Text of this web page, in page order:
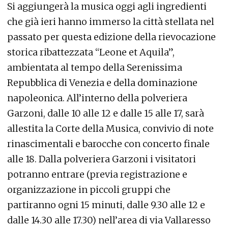
Si aggiungerà la musica oggi agli ingredienti
che già ieri hanno immerso la città stellata nel
passato per questa edizione della rievocazione
storica ribattezzata “Leone et Aquila”,
ambientata al tempo della Serenissima
Repubblica di Venezia e della dominazione
napoleonica. All’interno della polveriera
Garzoni, dalle 10 alle 12 e dalle 15 alle 17, sarà
allestita la Corte della Musica, convivio di note
rinascimentali e barocche con concerto finale
alle 18. Dalla polveriera Garzoni i visitatori
potranno entrare (previa registrazione e
organizzazione in piccoli gruppi che
partiranno ogni 15 minuti, dalle 9.30 alle 12 e
dalle 14.30 alle 17.30) nell’area di via Vallaresso